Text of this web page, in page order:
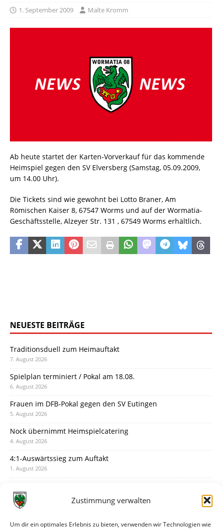
Zustimmung verwalten
Um dir ein optimales Erlebnis zu bieten, verwenden wir Technologien wie
1. September 2009 Malte Kromm
Ab heute startet der Karten-Vorverkauf für das kommende
Heimspiel gegen den SV Elversberg (Samstag, 05.09.2009,
um 14.00 Uhr).
Die Tickets sind wie gewohnt bei Lotto Braner, Am
Römischen Kaiser 8, 67547 Worms und auf der Wormatia-
Geschäftsstelle, Alzeyer Str. 131 , 67549 Worms erhältlich.
NEUESTE BEITRÄGE
Traditionsduell zum Heimauftakt
7. August 2026
Spielplan terminiert / Pokal am 18.08.
6. August 2026
Frauen im DFB-Pokal gegen den SV Eutingen
5. August 2026
Nock übernimmt Heimspielcatering
4. August 2026
4:1-Auswärtssieg zum Auftakt
1. August 2026
31. Juli 2026
30. Juli 2026